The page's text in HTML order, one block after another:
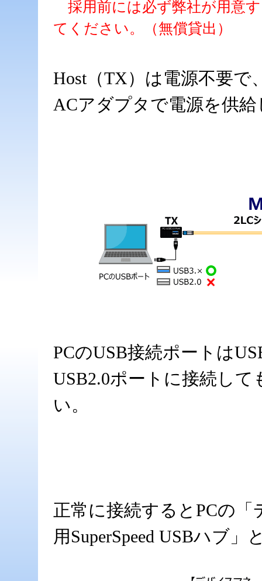
採用前には必ず弊社が用意
てください。（無償貸出）
Host（TX）は電源不要で
ACアダプタで電源を供
PCのUSB接続ポートは
USB2.0ポートに接続し
い。
正常に接続するとPCの
用SuperSpeed USBハブ